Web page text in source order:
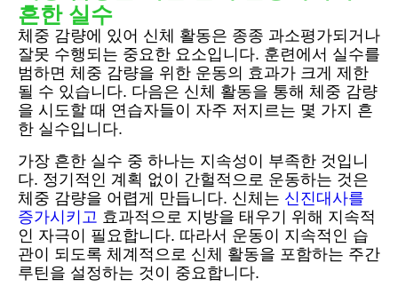
흔한 실수
체중 감량에 있어 신체 활동은 종종 과소평가되거나
잘못 수행되는 중요한 요소입니다. 훈련에서 실수를
범하면 체중 감량을 위한 운동의 효과가 크게 제한
될 수 있습니다. 다음은 신체 활동을 통해 체중 감량
을 시도할 때 연습자들이 자주 저지르는 몇 가지 흔
한 실수입니다.
가장 흔한 실수 중 하나는 지속성이 부족한 것입니
다. 정기적인 계획 없이 간헐적으로 운동하는 것은
체중 감량을 어렵게 만듭니다. 신체는 신진대사를
증가시키고 효과적으로 지방을 태우기 위해 지속적
인 자극이 필요합니다. 따라서 운동이 지속적인 습
관이 되도록 체계적으로 신체 활동을 포함하는 주간
루틴을 설정하는 것이 중요합니다.